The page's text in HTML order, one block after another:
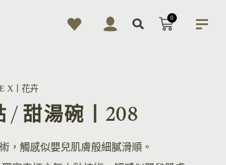
0
X丨花卉
/ 甜湯碗丨208
，觸感似嬰兒肌膚般細膩滑順。